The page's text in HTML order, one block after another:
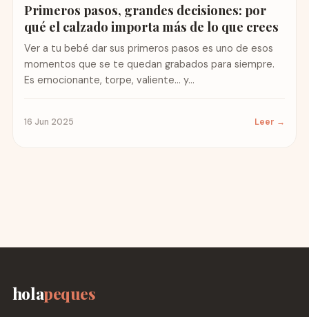
Primeros pasos, grandes decisiones: por
qué el calzado importa más de lo que crees
Ver a tu bebé dar sus primeros pasos es uno de esos
momentos que se te quedan grabados para siempre.
Es emocionante, torpe, valiente… y...
16 Jun 2025 Leer →
holapeques